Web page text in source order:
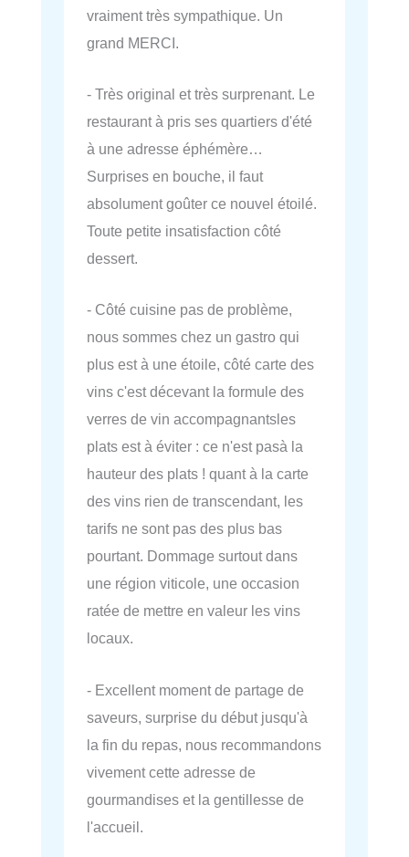
vraiment très sympathique. Un
grand MERCI.
- Très original et très surprenant. Le
restaurant à pris ses quartiers d'été
à une adresse éphémère…
Surprises en bouche, il faut
absolument goûter ce nouvel étoilé.
Toute petite insatisfaction côté
dessert.
- Côté cuisine pas de problème,
nous sommes chez un gastro qui
plus est à une étoile, côté carte des
vins c'est décevant la formule des
verres de vin accompagnantsles
plats est à éviter : ce n'est pasà la
hauteur des plats ! quant à la carte
des vins rien de transcendant, les
tarifs ne sont pas des plus bas
pourtant. Dommage surtout dans
une région viticole, une occasion
ratée de mettre en valeur les vins
locaux.
- Excellent moment de partage de
saveurs, surprise du début jusqu'à
la fin du repas, nous recommandons
vivement cette adresse de
gourmandises et la gentillesse de
l'accueil.